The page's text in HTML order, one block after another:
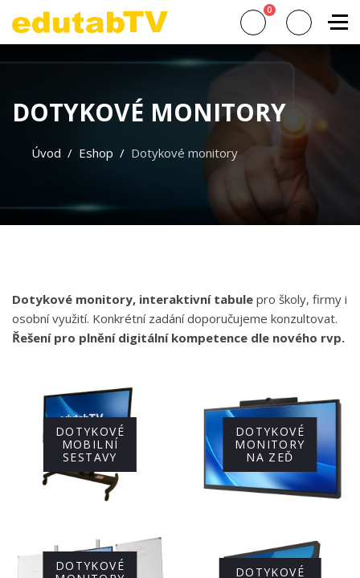
0
DOTYKOVÉ MONITORY
Úvod Eshop Dotykové monitory
Dotykové monitory, interaktivní tabule pro školy, firmy i
osobní využití. Konkrétní zadání doporučujeme konzultovat.
Řešení pro plnění digitální kompetence dle nového rvp.
DOTYKOVÉ
MOBILNÍ
SESTAVY
DOTYKOVÉ
MONITORY
NA ZEĎ
DOTYKOVÉ
DOTYKOVÉ